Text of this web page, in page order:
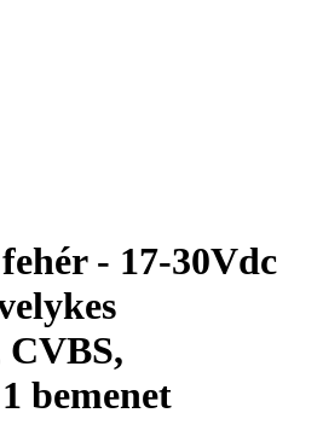
- 17-30Vdc
CVBS,
bemenet